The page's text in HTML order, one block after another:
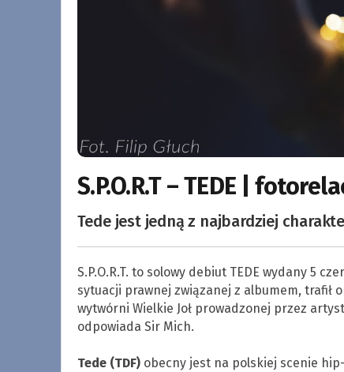
S.P.O.R.T – TEDE |
Tede jest jedną z najbardziej
S.P.O.R.T. to solowy debiut TEDE wydany 5
sytuacji prawnej związanej z albumem, trafił
wytwórni Wielkie Joł prowadzonej przez
odpowiada Sir Mich.
Tede (TDF)obecny jest na polskiej scenie